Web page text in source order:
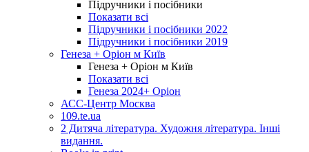
Підручники і посібники
Показати всі
Підручники і посібники 2022
Підручники і посібники 2019
Генеза + Оріон м Київ
Генеза + Оріон м Київ
Показати всі
Генеза 2024+ Оріон
АСС-Центр Москва
109.te.ua
2 Дитяча література. Художня література. Інші
видання.